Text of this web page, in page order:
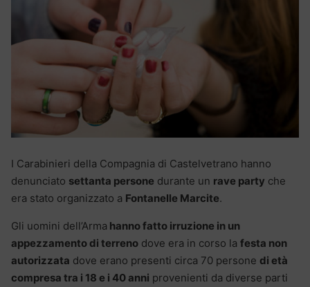
I Carabinieri della Compagnia di Castelvetrano hanno
denunciato settanta persone durante un rave party che
era stato organizzato a Fontanelle Marcite.
Gli uomini dell’Arma hanno fatto irruzione in un
appezzamento di terreno dove era in corso la festa non
autorizzata dove erano presenti circa 70 persone di età
compresa tra i 18 e i 40 anni provenienti da diverse parti